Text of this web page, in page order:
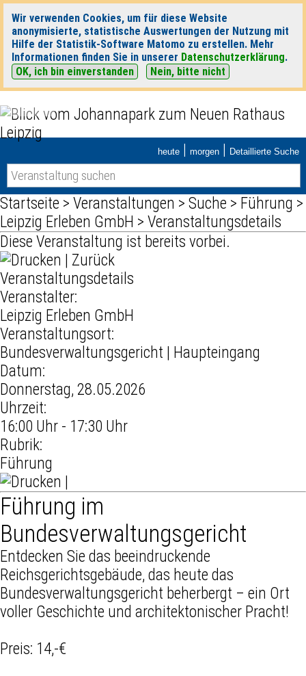
Wir verwenden Cookies, um für diese Website
anonymisierte, statistische Auswertungen der Nutzung mit
Hilfe der Statistik-Software Matomo zu erstellen. Mehr
Informationen finden Sie in unserer Datenschutzerklärung.
OK, ich bin einverstanden
Nein, bitte nicht
heute | morgen | Detaillierte Suche
Startseite > Veranstaltungen > Suche > Führung >
Leipzig Erleben GmbH > Veranstaltungsdetails
Diese Veranstaltung ist bereits vorbei.
Zurück
Veranstaltungsdetails
Veranstalter:
Leipzig Erleben GmbH
Veranstaltungsort:
Bundesverwaltungsgericht | Haupteingang
Datum:
Donnerstag, 28.05.2026
Uhrzeit:
16:00 Uhr - 17:30 Uhr
Rubrik:
Führung
Führung im
Bundesverwaltungsgericht
Entdecken Sie das beeindruckende
Reichsgerichtsgebäude, das heute das
Bundesverwaltungsgericht beherbergt – ein Ort
voller Geschichte und architektonischer Pracht!
Preis: 14,-€